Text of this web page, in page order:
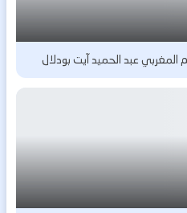
المغربي عبد الحميد آيت بودلال